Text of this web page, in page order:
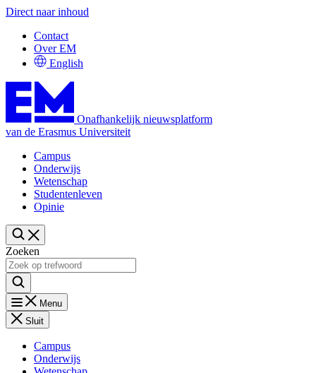
Direct naar inhoud
Contact
Over EM
English
Onafhankelijk nieuwsplatform
van de Erasmus Universiteit
Campus
Onderwijs
Wetenschap
Studentenleven
Opinie
Zoeken
Menu
Sluit
Campus
Onderwijs